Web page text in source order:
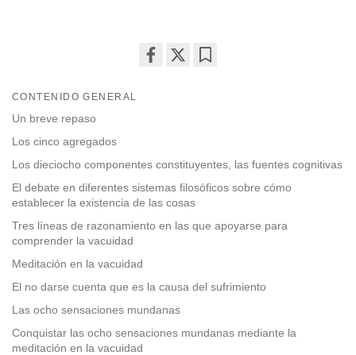
CONTENIDO GENERAL
Un breve repaso
Los cinco agregados
Los dieciocho componentes constituyentes, las fuentes cognitivas
El debate en diferentes sistemas filosóficos sobre cómo
establecer la existencia de las cosas
Tres líneas de razonamiento en las que apoyarse para
comprender la vacuidad
Meditación en la vacuidad
El no darse cuenta que es la causa del sufrimiento
Las ocho sensaciones mundanas
Conquistar las ocho sensaciones mundanas mediante la
meditación en la vacuidad